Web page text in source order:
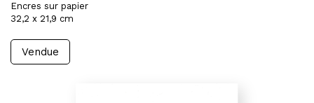
Encres sur papier
32,2 x 21,9 cm
Vendue